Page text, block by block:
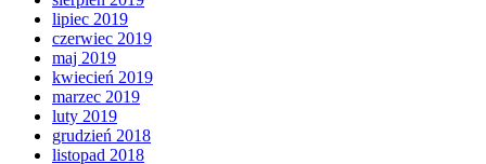
lipiec 2019
czerwiec 2019
maj 2019
kwiecień 2019
marzec 2019
luty 2019
grudzień 2018
listopad 2018